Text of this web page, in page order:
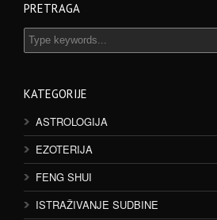
PRETRAGA
KATEGORIJE
ASTROLOGIJA
EZOTERIJA
FENG SHUI
ISTRAŽIVANJE SUDBINE